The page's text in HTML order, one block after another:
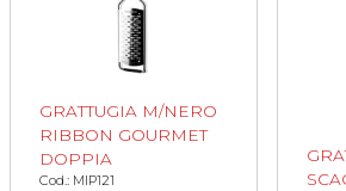
GRATTUGIA M/NERO
RIBBON GOURMET
DOPPIA
Cod.: MIP121